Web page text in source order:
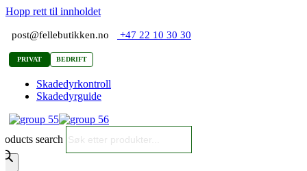
Hopp rett til innholdet
post@fellebutikken.no +47 22 10 30 30
PRIVAT BEDRIFT
Skadedyrkontroll
Skadedyrguide
search